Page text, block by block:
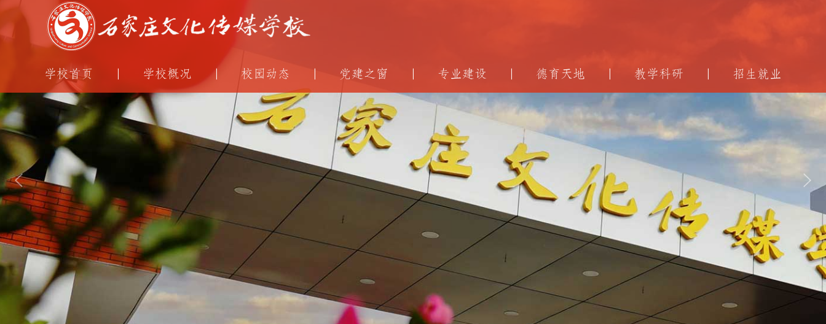
学校首页 学校概况 校园动态 党建之窗 专业建设 德育天地 教学科研 招生就业